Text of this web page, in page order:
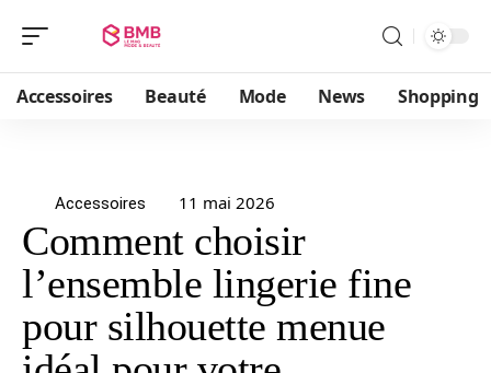
Accessoires Beauté Mode News Shopping
Accessoires 11 mai 2026
Comment choisir
l’ensemble lingerie fine
pour silhouette menue